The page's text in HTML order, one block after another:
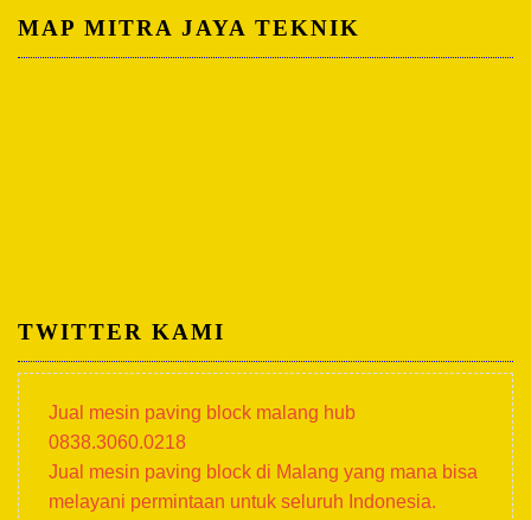
MAP MITRA JAYA TEKNIK
TWITTER KAMI
Jual mesin paving block malang hub
0838.3060.0218
Jual mesin paving block di Malang yang mana bisa
melayani permintaan untuk seluruh Indonesia.